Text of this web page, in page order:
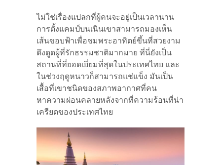
ไม่ใช่เรื่องแปลกที่ผู้คนจะอยู่เป็นเวลานาน
การตั้งแคมป์บนเนินเขาสามารถมองเห็น
เส้นขอบฟ้าเพื่อชมพระอาทิตย์ขึ้นที่สวยงาม
ดึงดูดผู้ที่รักธรรมชาติมากมาย ที่นี่ยังเป็น
สถานที่ที่ยอดเยี่ยมที่สุดในประเทศไทย และ
ในช่วงฤดูหนาวก็สามารถแช่แข็ง มันเป็น
เสื้อที่เขาชนิดของสภาพอากาศที่คน
หาความผ่อนคลายหลังจากที่ความร้อนที่น่า
เครียดของประเทศไทย